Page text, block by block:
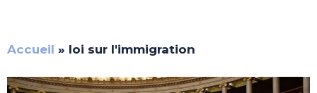
Accueil » loi sur l'immigration